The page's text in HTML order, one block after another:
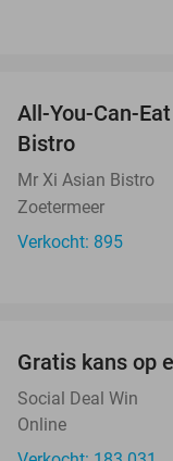
All-You-Can-
Bistro
Mr Xi Asian Bistro
Zoetermeer
Verkocht: 895
Gratis kans op
Social Deal Win
Online